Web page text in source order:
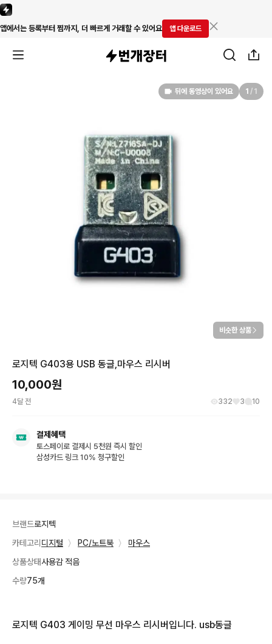
앱에서는 등록부터 찜까지, 더 빠르게 거래할 수 있어요 앱 다운로드
뒤에 동영상이 있어요 1 / 1
비슷한 상품
로지텍 G403용 USB 동글,마우스 리시버
10,000원
4달 전 332 3 10
결제혜택
토스페이로 결제시 5천원 즉시 할인
삼성카드 링크 10% 청구할인
브랜드로지텍
카테고리 디지털 〉 PC/노트북 〉
마우스
상품상태사용감 적음
수량75개
로지텍 G403 게이밍 무선 마우스 리시버입니다. usb동글